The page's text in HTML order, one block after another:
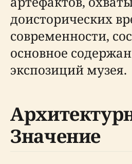
доисторических
современности,
основное
экспозиций музея.
Значение